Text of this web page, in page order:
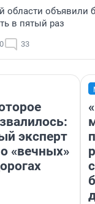
области объявили
в пятый раз
33
эксперт
«вечных»